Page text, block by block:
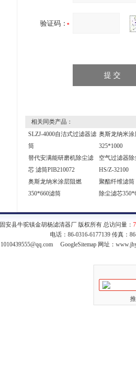
验证码：
相关同类产品：
SLZJ-4000自洁式过滤器滤
筒
奥斯龙纳米
325*1000
替代安满能研磨机除尘滤
芯 滤筒PIB210072
空气过滤器
HS/Z-32100
奥斯龙纳米涂层阻燃
350*660滤筒
聚酯纤维滤筒
除尘滤芯
固安县牛驼镇金胡杨滤清器厂 版权所有 总访问量：
电话：86-0316-6177139 传真：
1010439555@qq.com GoogleSitemap网址：